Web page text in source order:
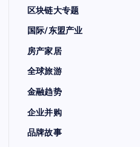
区块链大专题
国际/东盟产业
房产家居
全球旅游
金融趋势
企业并购
品牌故事